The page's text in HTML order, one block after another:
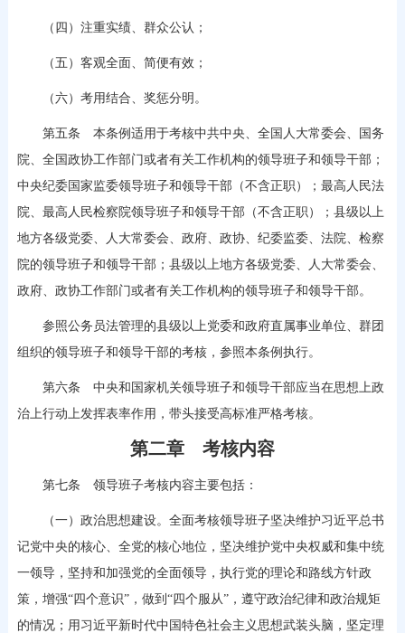
（四）注重实绩、群众公认；
（五）客观全面、简便有效；
（六）考用结合、奖惩分明。
第五条 本条例适用于考核中共中央、全国人大常委会、国务
院、全国政协工作部门或者有关工作机构的领导班子和领导干部；
中央纪委国家监委领导班子和领导干部（不含正职）；最高人民法
院、最高人民检察院领导班子和领导干部（不含正职）；县级以上
地方各级党委、人大常委会、政府、政协、纪委监委、法院、检察
院的领导班子和领导干部；县级以上地方各级党委、人大常委会、
政府、政协工作部门或者有关工作机构的领导班子和领导干部。
参照公务员法管理的县级以上党委和政府直属事业单位、群团
组织的领导班子和领导干部的考核，参照本条例执行。
第六条 中央和国家机关领导班子和领导干部应当在思想上政
治上行动上发挥表率作用，带头接受高标准严格考核。
第二章 考核内容
第七条 领导班子考核内容主要包括：
（一）政治思想建设。全面考核领导班子坚决维护习近平总书
记党中央的核心、全党的核心地位，坚决维护党中央权威和集中统
一领导，坚持和加强党的全面领导，执行党的理论和路线方针政
策，增强“四个意识”，做到“四个服从”，遵守政治纪律和政治规矩
的情况；用习近平新时代中国特色社会主义思想武装头脑，坚定理